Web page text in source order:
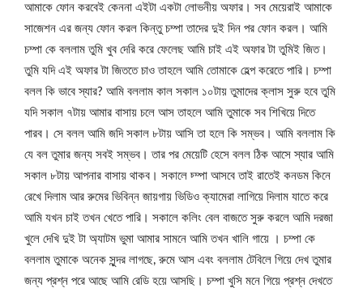
আমাকে ফোন করবেই কেননা এইটা একটা লোভনীয় অফার। সব মেয়েরাই আমাকে
সাজেশন এর জন্য ফোন করল কিন্তু চম্পা তাদের দুই দিন পর ফোন করল। আমি
চম্পা কে বললাম তুমি খুব দেরি করে ফেলেছ আমি চাই এই অফার টা তুমিই জিত।
তুমি যদি এই অফার টা জিততে চাও তাহলে আমি তোমাকে হেল্প করেতে পারি। চম্পা
বলল কি ভাবে স্যার? আমি বললাম কাল সকাল ১০টায় তুমাদের ক্লাস সুরু হবে তুমি
যদি সকাল ৭টায় আমার বাসায় চলে আস তাহলে আমি তুমাকে সব শিখিয়ে দিতে
পারব। সে বলল আমি জদি সকাল ৮টায় আসি তা হলে কি সম্ভব। আমি বললাম কি
যে বল তুমার জন্য সবই সম্ভব। তার পর মেয়েটি হেসে বলল ঠিক আসে স্যার আমি
সকাল ৮টায় আপনার বাসায় থাকব। সকালে চ্ম্পা আসবে তাই রাতেই কনডম কিনে
রেখে দিলাম আর রুমের ভিবিন্ন জায়গায় ভিডিও ক্যামেরা লাগিয়ে দিলাম যাতে করে
আমি যখন চাই তখন খেতে পারি। সকালে কলিং বেল বাজতে সুরু করলে আমি দরজা
খুলে দেখি দুই টা অ্যাটম ভুমা আমার সামনে আমি তখন খালি গায়ে । চম্পা কে
বললাম তুমাকে অনেক সুন্দর লাগছে, রুমে আস এবং বললাম টেবিলে গিয়ে দেখ তুমার
জন্য প্রশ্ন পরে আছে আমি রেডি হয়ে আসছি। চম্পা খুসি মনে গিয়ে প্রশ্ন দেখতে